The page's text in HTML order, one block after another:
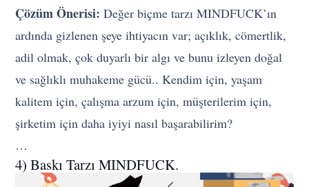
Çözüm Önerisi: Değer biçme tarzı MINDFUCK’ın
ardında gizlenen şeye ihtiyacın var; açıklık, cömertlik,
adil olmak, çok duyarlı bir algı ve bunu izleyen doğal
ve sağlıklı muhakeme gücü.. Kendim için, yaşam
kalitem için, çalışma arzum için, müşterilerim için,
şirketim için daha iyiyi nasıl başarabilirim?
…
4) Baskı Tarzı MINDFUCK.